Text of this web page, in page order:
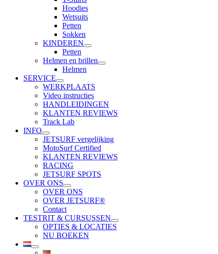
Hoodies
Wetsuits
Petten
Sokken
KINDEREN
Petten
Helmen en brillen
Helmen
SERVICE
WERKPLAATS
Video instructies
HANDLEIDINGEN
KLANTEN REVIEWS
Track Lab
INFO
JETSURF vergelijking
MotoSurf Certified
KLANTEN REVIEWS
RACING
JETSURF SPOTS
OVER ONS
OVER ONS
OVER JETSURF®
Contact
TESTRIT & CURSUSSEN
OPTIES & LOCATIES
NU BOEKEN